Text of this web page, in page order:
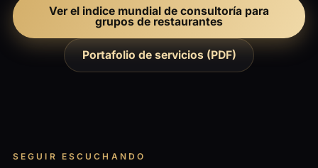
Ver el indice mundial de consultoría para
grupos de restaurantes
Portafolio de servicios (PDF)
SEGUIR ESCUCHANDO